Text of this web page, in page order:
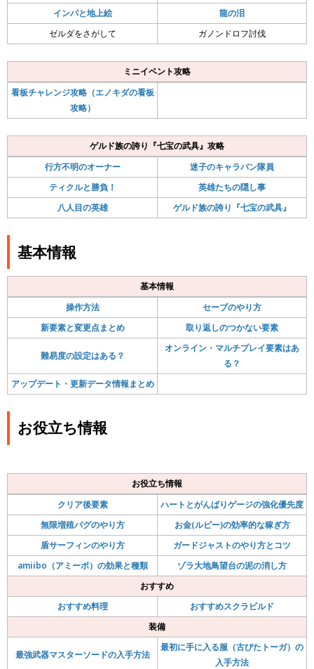
インパと地上絵
龍の泪
ゼルダをさがして
ガノンドロフ討伐
ミニイベント攻略
看板チャレンジ攻略（エノキダの看板
攻略）
ゲルド族の誇り『七宝の武具』攻略
行方不明のオーナー
迷子のキャラバン隊員
ティクルと勝負！
英雄たちの隠し事
八人目の英雄
ゲルド族の誇り『七宝の武具』
基本情報
基本情報
操作方法
セーブのやり方
新要素と変更点まとめ
取り返しのつかない要素
難易度の設定はある？
オンライン・マルチプレイ要素はあ
る？
アップデート・更新データ情報まとめ
お役立ち情報
お役立ち情報
クリア後要素
ハートとがんばりゲージの強化優先度
無限増殖バグのやり方
お金(ルピー)の効率的な稼ぎ方
盾サーフィンのやり方
ガードジャストのやり方とコツ
amiibo（アミーボ）の効果と種類
ゾラ大地鳥望台の泥の消し方
おすすめ
おすすめ料理
おすすめスクラビルド
装備
最強武器マスターソードの入手方法
最初に手に入る服（古びたトーガ）の
入手方法